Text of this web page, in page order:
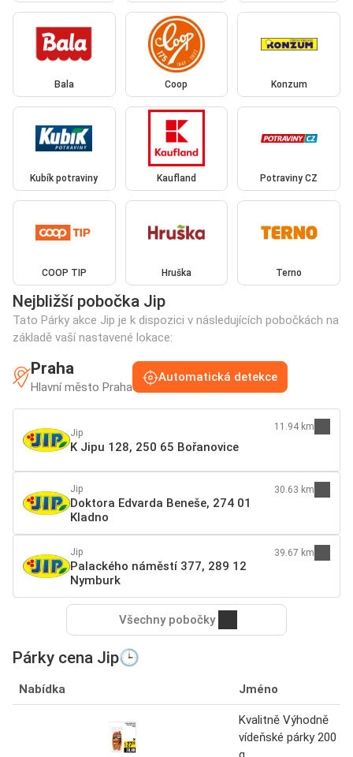
Bala Coop Konzum
Kubík potraviny Kaufland Potraviny CZ
COOP TIP Hruška Terno
Nejbližší pobočka Jip
Tato Párky akce Jip je k dispozici v následujících pobočkách na
základě vaší nastavené lokace:
Praha
Hlavní město Praha
Automatická detekce
Jip
K Jipu 128, 250 65 Bořanovice
11.94 km
Jip
Doktora Edvarda Beneše, 274 01
Kladno
30.63 km
Jip
Palackého náměstí 377, 289 12
Nymburk
39.67 km
Všechny pobočky
Párky cena Jip🕒
Nabídka Jméno
Kvalitně Výhodně
vídeňské párky 200